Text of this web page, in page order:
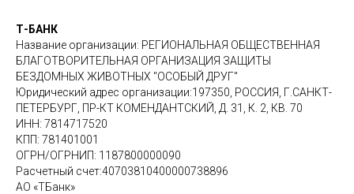
Т-БАНК
Название организации: РЕГИОНАЛЬНАЯ ОБЩЕСТВЕННАЯ
БЛАГОТВОРИТЕЛЬНАЯ ОРГАНИЗАЦИЯ ЗАЩИТЫ
БЕЗДОМНЫХ ЖИВОТНЫХ "ОСОБЫЙ ДРУГ"
Юридический адрес организации:197350, РОССИЯ, Г.САНКТ-
ПЕТЕРБУРГ, ПР-КТ КОМЕНДАНТСКИЙ, Д. 31, К. 2, КВ. 70
ИНН: 7814717520
КПП: 781401001
ОГРН/ОГРНИП: 1187800000090
Расчетный счет:40703810400000738896
АО «ТБанк»